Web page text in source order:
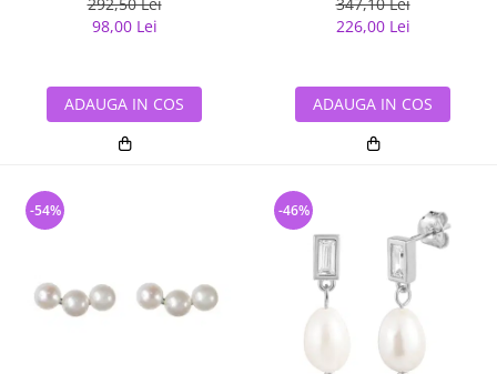
98,00 Lei
ADAUGA IN COS
226,00 Lei
ADAUGA IN COS
-54% -46%